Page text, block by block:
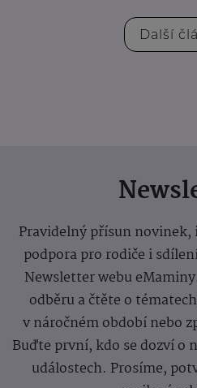
Další
Pravidelný přísun novinek,
podpora pro rodiče i
Newsletter webu
odběru a čtěte o
v náročném období nebo
Buďte první, kdo se dozví o
událostech. Prosíme,